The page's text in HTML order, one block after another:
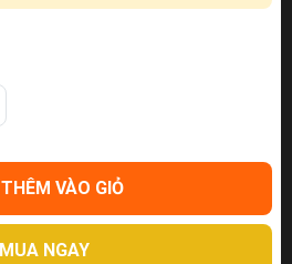
THÊM VÀO GIỎ
MUA NGAY